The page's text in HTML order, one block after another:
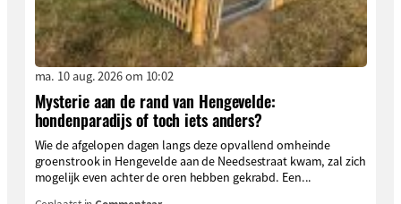
ma. 10 aug. 2026 om 10:02
Mysterie aan de rand van Hengevelde:
hondenparadijs of toch iets anders?
Wie de afgelopen dagen langs deze opvallend omheinde
groenstrook in Hengevelde aan de Needsestraat kwam, zal zich
mogelijk even achter de oren hebben gekrabd. Een...